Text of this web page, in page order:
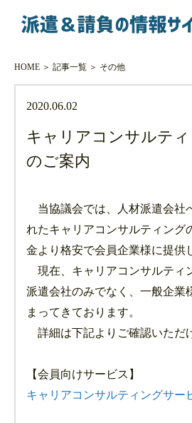
HOME＞ 記事一覧＞ その他
2020.06.02
キャリアコンサルテ
のご案内
当協議会では、人材派遣会社
れたキャリアコンサルティング
金より格安で会員企業様に提供
現在、キャリアコンサルティ
派遣会社のみでなく、一般企業
まってきております。
詳細は下記よりご確認いただ
【会員向けサービス】
キャリアコンサルティングサー